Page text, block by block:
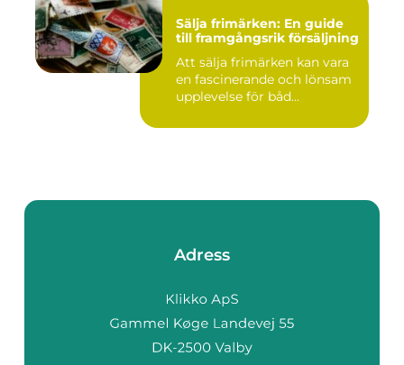
Sälja frimärken: En guide
till framgångsrik försäljning
Att sälja frimärken kan vara
en fascinerande och lönsam
upplevelse för båd...
Adress